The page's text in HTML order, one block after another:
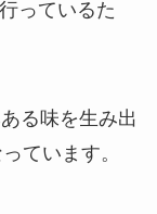
っているた
る味を生み出
ています。